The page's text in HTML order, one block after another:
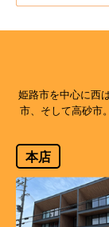
姫路市を中心に西
市、そして高砂市
本店